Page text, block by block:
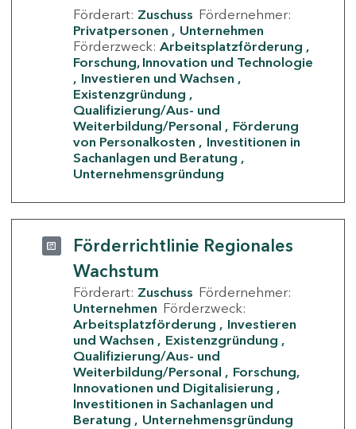
Förderart: Zuschuss Fördernehmer:
Privatpersonen
Unternehmen
Förderzweck: Arbeitsplatzförderung
Forschung, Innovation und Technologie
Investieren und Wachsen
Existenzgründung
Qualifizierung/Aus- und
Weiterbildung/Personal
Förderung
von Personalkosten
Investitionen in
Sachanlagen und Beratung
Unternehmensgründung
Förderrichtlinie Regionales
Wachstum
Förderart: Zuschuss Fördernehmer:
Unternehmen Förderzweck:
Arbeitsplatzförderung
Investieren
und Wachsen
Existenzgründung
Qualifizierung/Aus- und
Weiterbildung/Personal
Forschung,
Innovationen und Digitalisierung
Investitionen in Sachanlagen und
Beratung
Unternehmensgründung